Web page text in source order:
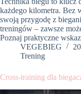
każdego kilometra. Bez
swoją przygodę z
treningów – zawsze
Poznaj praktyczne
VEGEBIEG
Trening
Cross-training dla